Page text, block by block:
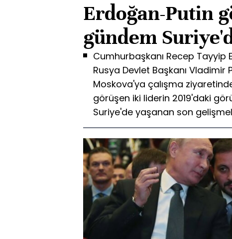
Erdoğan-Putin
gündem
Cumhurbaşkanı Recep
Rusya Devlet Başkanı
Moskova'ya çalışma
görüşen iki liderin 2019'daki
Suriye'de yaşanan son